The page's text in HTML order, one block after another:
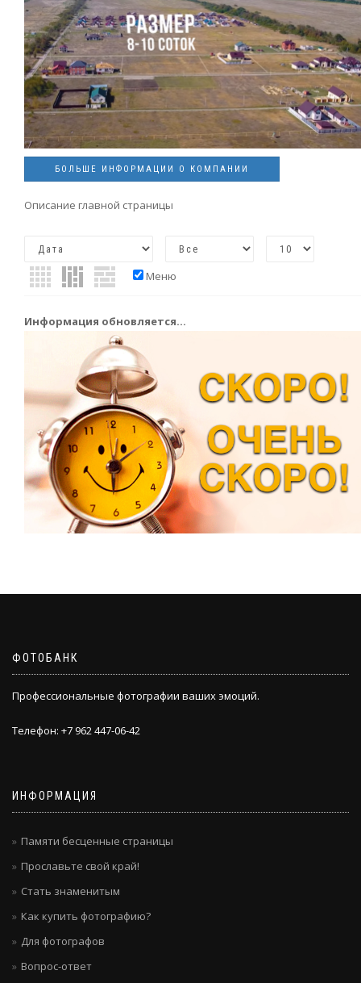
БОЛЬШЕ ИНФОРМАЦИИ О КОМПАНИИ
Описание главной страницы
Меню
Информация обновляется...
ФОТОБАНК
Профессиональные фотографии ваших эмоций.
Телефон: +7 962 447-06-42
ИНФОРМАЦИЯ
Памяти бесценные страницы
Прославьте свой край!
Стать знаменитым
Как купить фотографию?
Для фотографов
Вопрос-ответ